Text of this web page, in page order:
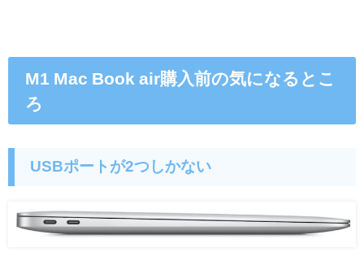
M1 Mac Book air購入前の気になるとこ
ろ
USBポートが2つしかない